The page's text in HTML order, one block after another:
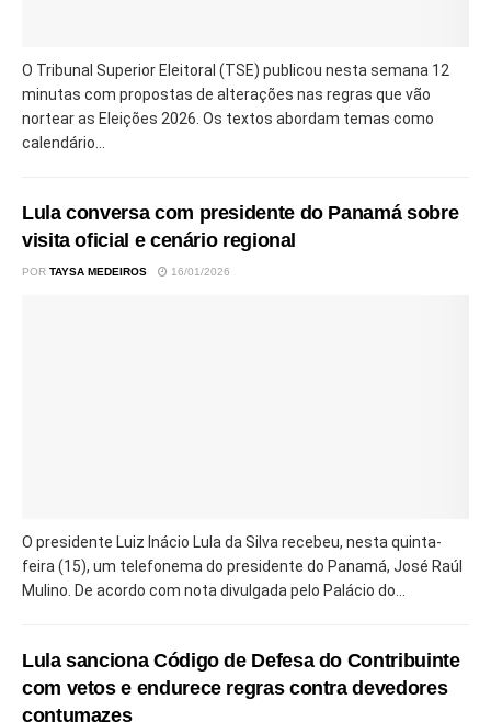
O Tribunal Superior Eleitoral (TSE) publicou nesta semana 12
minutas com propostas de alterações nas regras que vão
nortear as Eleições 2026. Os textos abordam temas como
calendário...
Lula conversa com presidente do Panamá sobre
visita oficial e cenário regional
POR TAYSA MEDEIROS 16/01/2026
O presidente Luiz Inácio Lula da Silva recebeu, nesta quinta-
feira (15), um telefonema do presidente do Panamá, José Raúl
Mulino. De acordo com nota divulgada pelo Palácio do...
Lula sanciona Código de Defesa do Contribuinte
com vetos e endurece regras contra devedores
contumazes